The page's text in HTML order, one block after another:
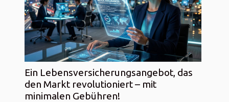
Ein Lebensversicherungsangebot, das
den Markt revolutioniert – mit
minimalen Gebühren!